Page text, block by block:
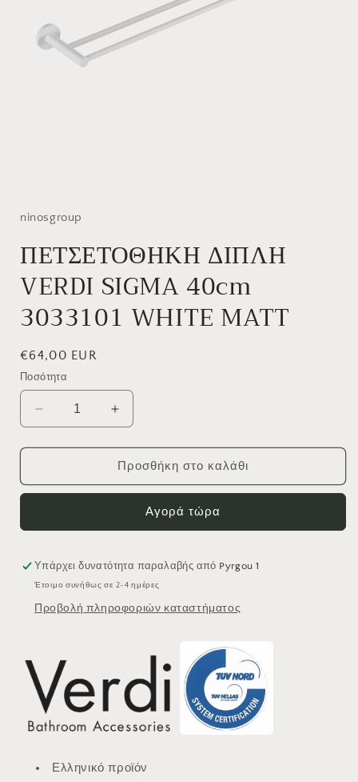
στο
βοηθητικό
ninosgroup
ΠΕΤΣΕΤΟΘΗΚΗ ΔΙΠΛΗ
VERDI SIGMA 40cm
3033101 WHITE MATT
Κανονική
τιμή
€64,00 EUR
Ποσότητα
Μείωση
ποσότητας
για
ΠΕΤΣΕΤΟΘΗΚΗ
ΔΙΠΛΗ
40cm
WHITE
MATT
Αύξηση
ποσότητας
για
ΠΕΤΣΕΤΟΘΗΚΗ
ΔΙΠΛΗ
SIGMA
40cm
WHITE
MATT
Προσθήκη στο καλάθι
Αγορά τώρα
Υπάρχει δυνατότητα παραλαβής από Pyrgou 1
Έτοιμο συνήθως σε 2-4 ημέρες
Προβολή πληροφοριών καταστήματος
Ελληνικό προϊόν